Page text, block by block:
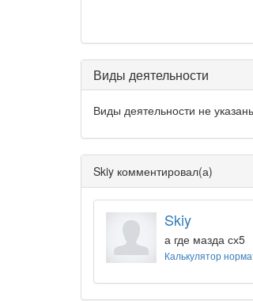
Виды деятельности
Виды деятельности не
Skiy комментировал(а)
Skiy
а где мазда сх5
Калькулятор